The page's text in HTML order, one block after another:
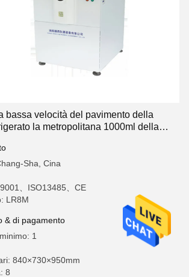
bassa velocità del pavimento della
la metropolitana 1000ml della
Sha, Cina
、ISO13485、CE
LR8M
& di pagamento
1
840×730×950mm
8